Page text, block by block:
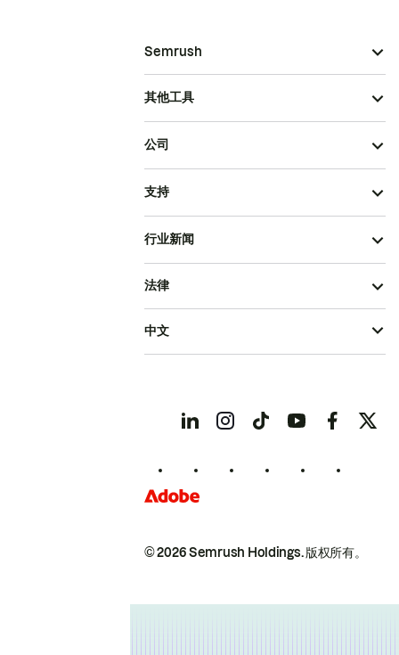
Semrush
其他工具
公司
支持
行业新闻
© 2026 Semrush Holdings.版权所有。
法律
中文